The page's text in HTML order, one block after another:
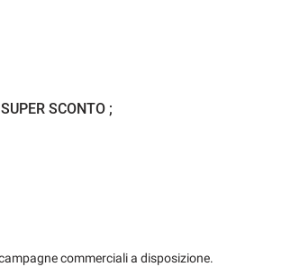
Sensore di luce
SCONTO ;
commerciali a disposizione.